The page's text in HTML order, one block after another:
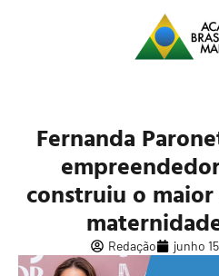
Fernanda
construiu o
Redação junho